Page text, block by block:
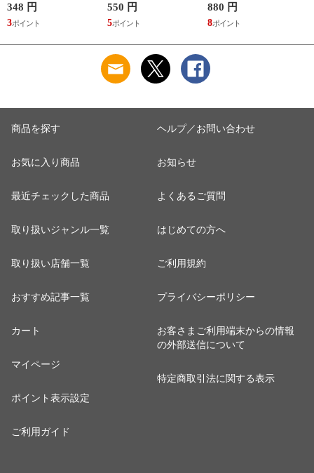
ミ取り 糸くず ゴミ
使い捨て 抗菌 洗濯
くず取り 排水口 ご
348 円
3
ケーキ皿 デザート皿
取り皿 小皿 日本製
デザートプレート ケ
しゃれ ） 【アッシ
ュ】
550 円
5
マグ コップ カップ
コーヒー 紅茶 珈琲
カフェオレ ミルク
880 円
8
商品を探す
お気に入り商品
最近チェックした商品
取り扱いジャンル一覧
取り扱い店舗一覧
おすすめ記事一覧
カート
マイページ
ポイント表示設定
ご利用ガイド
ヘルプ／お問い合わせ
お知らせ
よくあるご質問
はじめての方へ
ご利用規約
プライバシーポリシー
お客さまご利用端末からの情報
の外部送信について
特定商取引法に関する表示